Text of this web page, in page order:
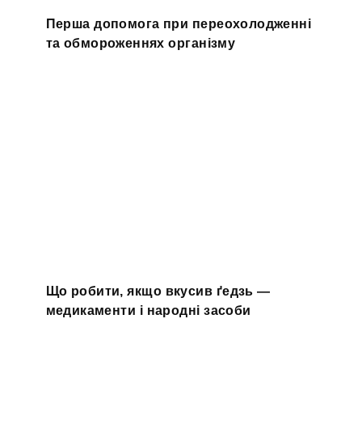
Перша допомога при переохолодженні
та обмороженнях організму
Що робити, якщо вкусив ґедзь —
медикаменти і народні засоби